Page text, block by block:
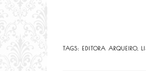
TAGS: EDITORA ARQUEIRO